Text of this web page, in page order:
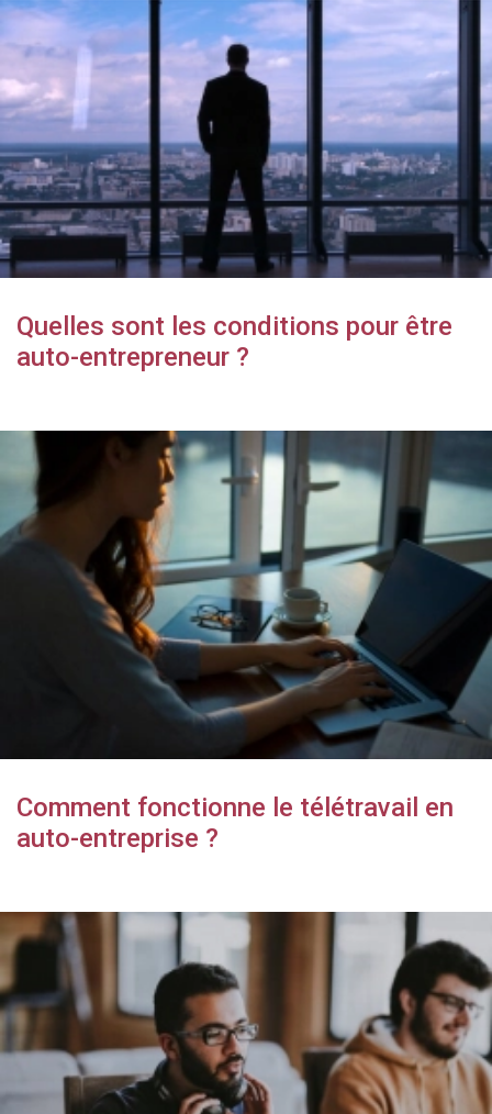
Quelles sont les conditions pour être
auto-entrepreneur ?
Comment fonctionne le télétravail en
auto-entreprise ?